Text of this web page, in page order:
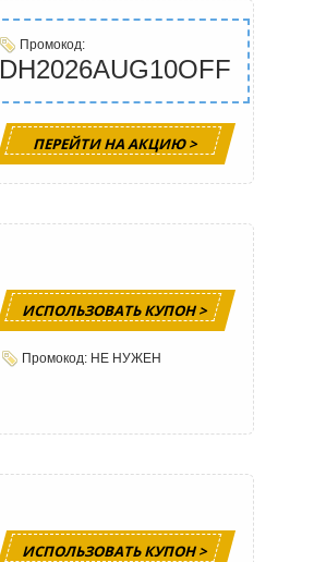
Промокод:
DH2026AUG10OFF
ПЕРЕЙТИ НА АКЦИЮ >
ИСПОЛЬЗОВАТЬ КУПОН >
Промокод: НЕ НУЖЕН
ИСПОЛЬЗОВАТЬ КУПОН >